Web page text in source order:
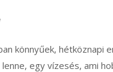
könnyűek,
egy vízesés, ami